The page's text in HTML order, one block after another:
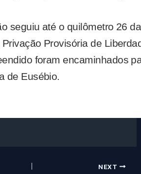
seguiu até o quilômetro 26
Provisória de
foram encaminhados
de Eusébio.
NEXT